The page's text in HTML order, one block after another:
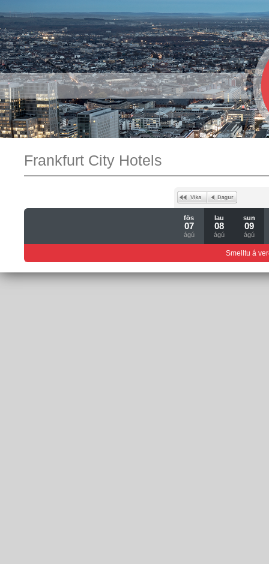
Frankfurt City Hotels
fös
07
ágú
lau
08
ágú
sun
09
ágú
Smelltu á